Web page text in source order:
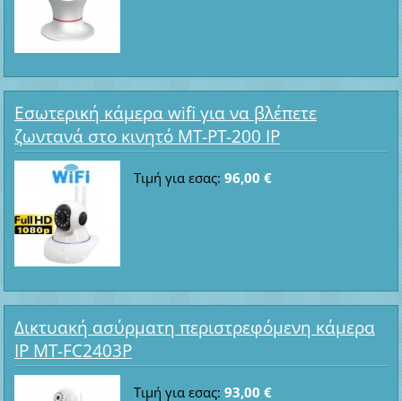
Εσωτερική κάμερα wifi για να βλέπετε
ζωντανά στο κινητό MT-PT-200 IP
Τιμή για εσας: 96,00 €
Δικτυακή ασύρματη περιστρεφόμενη κάμερα
IP MT-FC2403P
Τιμή για εσας: 93,00 €